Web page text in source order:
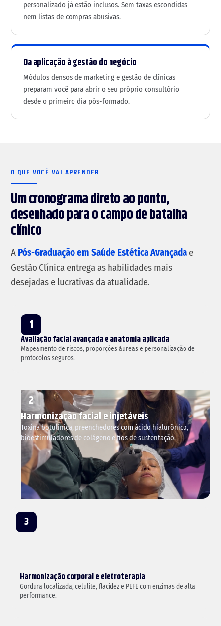
personalizado já estão inclusos. Sem taxas escondidas
nem listas de compras abusivas.
Da aplicação à gestão do negócio
Módulos densos de marketing e gestão de clínicas
preparam você para abrir o seu próprio consultório
desde o primeiro dia pós-formado.
O QUE VOCÊ VAI APRENDER
Um cronograma direto ao ponto,
desenhado para o campo de batalha
clínico
A Pós-Graduação em Saúde Estética Avançada e
Gestão Clínica entrega as habilidades mais
desejadas e lucrativas da atualidade.
1
Avaliação facial avançada e anatomia aplicada
Mapeamento de riscos, proporções áureas e personalização de
protocolos seguros.
img/modulo-harmonizacao-facial.png
4:3
2
Harmonização facial e injetáveis
Toxina botulínica, preenchedores com ácido hialurônico,
bioestimuladores de colágeno e fios de sustentação.
3
Harmonização corporal e eletroterapia
Gordura localizada, celulite, flacidez e PEFE com enzimas de alta
performance.